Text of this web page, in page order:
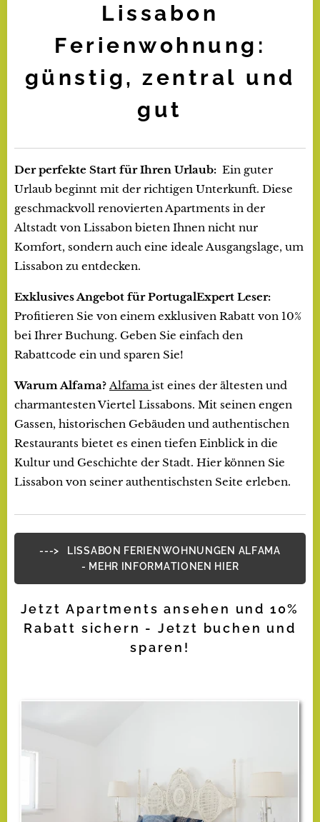
Lissabon
Ferienwohnung:
günstig, zentral und
gut
Der perfekte Start für Ihren Urlaub: Ein guter
Urlaub beginnt mit der richtigen Unterkunft. Diese
geschmackvoll renovierten Apartments in der
Altstadt von Lissabon bieten Ihnen nicht nur
Komfort, sondern auch eine ideale Ausgangslage, um
Lissabon zu entdecken.
Exklusives Angebot für PortugalExpert Leser:
Profitieren Sie von einem exklusiven Rabatt von 10%
bei Ihrer Buchung. Geben Sie einfach den
Rabattcode ein und sparen Sie!
Warum Alfama? Alfamaist eines der ältesten und
charmantesten Viertel Lissabons. Mit seinen engen
Gassen, historischen Gebäuden und authentischen
Restaurants bietet es einen tiefen Einblick in die
Kultur und Geschichte der Stadt. Hier können Sie
Lissabon von seiner authentischsten Seite erleben.
---> LISSABON FERIENWOHNUNGEN ALFAMA
- MEHR INFORMATIONEN HIER
Jetzt Apartments ansehen und 10%
Rabatt sichern - Jetzt buchen und
sparen!